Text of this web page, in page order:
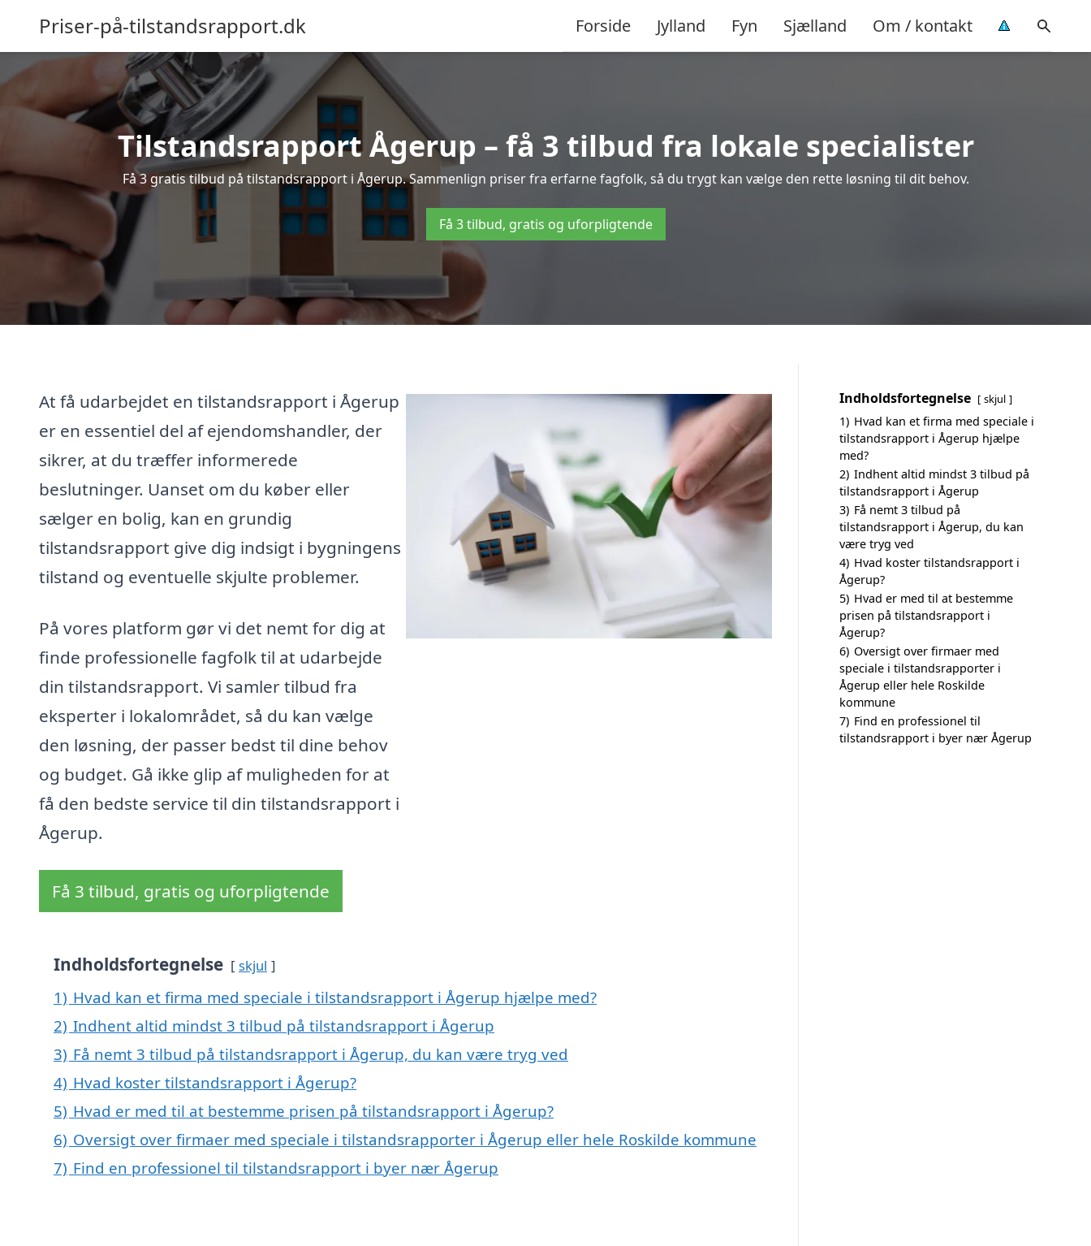
Priser-på-tilstandsrapport.dk Forside Jylland Fyn Sjælland Om / kontakt
Tilstandsrapport Ågerup – få 3 tilbud fra lokale specialister
Få 3 gratis tilbud på tilstandsrapport i Ågerup. Sammenlign priser fra erfarne fagfolk, så du trygt kan vælge den rette løsning til dit behov.
Få 3 tilbud, gratis og uforpligtende
At få udarbejdet en tilstandsrapport i Ågerup
er en essentiel del af ejendomshandler, der
sikrer, at du træffer informerede
beslutninger. Uanset om du køber eller
sælger en bolig, kan en grundig
tilstandsrapport give dig indsigt i bygningens
tilstand og eventuelle skjulte problemer.
På vores platform gør vi det nemt for dig at
finde professionelle fagfolk til at udarbejde
din tilstandsrapport. Vi samler tilbud fra
eksperter i lokalområdet, så du kan vælge
den løsning, der passer bedst til dine behov
og budget. Gå ikke glip af muligheden for at
få den bedste service til din tilstandsrapport i
Ågerup.
Få 3 tilbud, gratis og uforpligtende
Indholdsfortegnelse skjul
1) Hvad kan et firma med speciale i tilstandsrapport i Ågerup hjælpe med?
2) Indhent altid mindst 3 tilbud på tilstandsrapport i Ågerup
3) Få nemt 3 tilbud på tilstandsrapport i Ågerup, du kan være tryg ved
4) Hvad koster tilstandsrapport i Ågerup?
5) Hvad er med til at bestemme prisen på tilstandsrapport i Ågerup?
6) Oversigt over firmaer med speciale i tilstandsrapporter i Ågerup eller hele Roskilde kommune
7) Find en professionel til tilstandsrapport i byer nær Ågerup
Indholdsfortegnelse skjul
1) Hvad kan et firma med speciale i
tilstandsrapport i Ågerup hjælpe
med?
2) Indhent altid mindst 3 tilbud på
tilstandsrapport i Ågerup
3) Få nemt 3 tilbud på
tilstandsrapport i Ågerup, du kan
være tryg ved
4) Hvad koster tilstandsrapport i
Ågerup?
5) Hvad er med til at bestemme
prisen på tilstandsrapport i
Ågerup?
6) Oversigt over firmaer med
speciale i tilstandsrapporter i
Ågerup eller hele Roskilde
kommune
7) Find en professionel til
tilstandsrapport i byer nær Ågerup